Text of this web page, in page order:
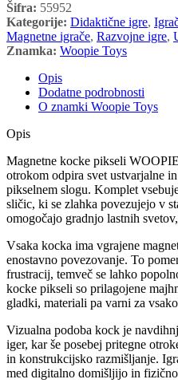
Šifra: 55952
Kategorije: Didaktične igre,
Magnetne igrače, Razvojne igre,
Znamka: Woopie Toys
Opis
Dodatne podrobnosti
O znamki Woopie Toys
Opis
Magnetne kocke pikseli
otrokom odpira svet ustvarjalne
pikselnem slogu. Komplet
sličic, ki se zlahka povezujejo v
omogočajo gradnjo lastnih
Vsaka kocka ima vgrajene
enostavno povezovanje. To
frustracij, temveč se lahko
kocke pikseli so prilagojene
gladki, materiali pa varni za
Vizualna podoba kock je
iger, kar še posebej pritegne
in konstrukcijsko razmišljanje.
med digitalno domišljijo in